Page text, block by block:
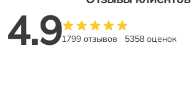
4.91799 отзывов 5358 оценок